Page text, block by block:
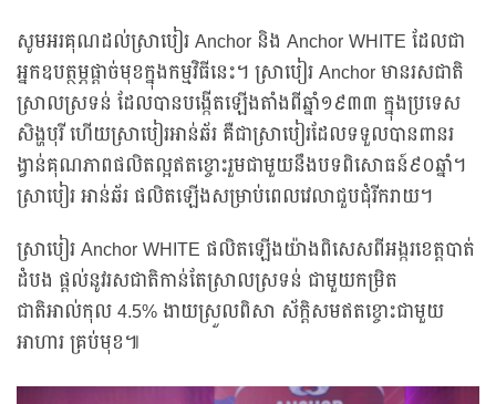
សូមអរគុណដល់ស្រាបៀរ Anchor និង Anchor WHITE ដែលជា
អ្នកឧបត្ថម្ភផ្ដាច់មុខក្នុងកម្មវិធីនេះ។ ស្រាបៀរ Anchor មានរសជាតិ
ស្រាលស្រទន់ ដែលបានបង្កើតឡើងតាំងពីឆ្នាំ១៩៣៣ ក្នុងប្រទេស
សិង្ហបុរី ហើយស្រាបៀរអាន់ឆ័រ គឺជាស្រាបៀរដែលទទួលបានពានរ
ង្វាន់គុណភាពផលិតល្អឥតខ្ចោះរួមជាមួយនឹងបទពិសោធន៍៩០ឆ្នាំ។
ស្រាបៀរ អាន់ឆ័រ ផលិតឡើងសម្រាប់ពេលវេលាជួបជុំរីករាយ។
ស្រាបៀរ Anchor WHITE ផលិតឡើងយ៉ាងពិសេសពីអង្ករខេត្តបាត់
ដំបង ផ្ដល់នូវរសជាតិកាន់តែស្រាលស្រទន់ ជាមួយកម្រិត
ជាតិអាល់កុល 4.5% ងាយស្រួលពិសា ស័ក្តិសមឥតខ្ចោះជាមួយ
អាហារ គ្រប់មុខ៕